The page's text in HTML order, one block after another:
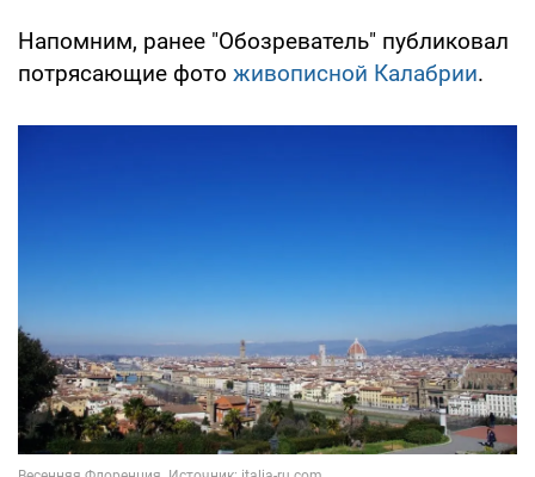
Напомним, ранее "Обозреватель" публиковал
потрясающие фото живописной Калабрии.